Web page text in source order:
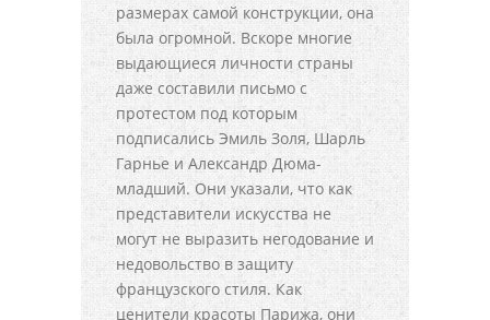
размерах самой конструкции, она
была огромной. Вскоре многие
выдающиеся личности страны
даже составили письмо с
протестом под которым
подписались Эмиль Золя, Шарль
Гарнье и Александр Дюма-
младший. Они указали, что как
представители искусства не
могут не выразить негодование и
недовольство в защиту
французского стиля. Как
ценители красоты Парижа, они